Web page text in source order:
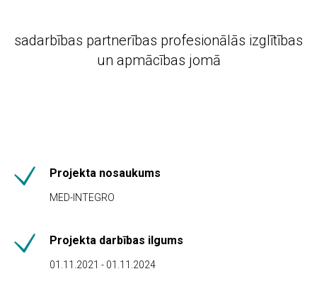
sadarbības partnerības profesionālās izglītības
un apmācības jomā
Projekta nosaukums
MED-INTEGRO
Projekta darbības ilgums
01.11.2021 - 01.11.2024